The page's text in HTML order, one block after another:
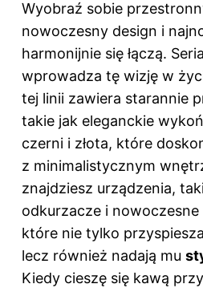
Wyobraź sobie
nowoczesny design i
harmonijnie się łączą. Seria
wprowadza tę wizję w
tej linii zawiera starannie
takie jak eleganckie
czerni i złota, które
z minimalistycznym
znajdziesz urządzenia,
odkurzacze i
które nie tylko
lecz również nadają mu
Kiedy cieszę się kawą